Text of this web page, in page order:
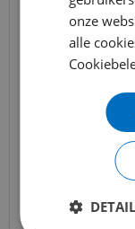
(Laminaat)
echter
gewend
Voor
onze
alle